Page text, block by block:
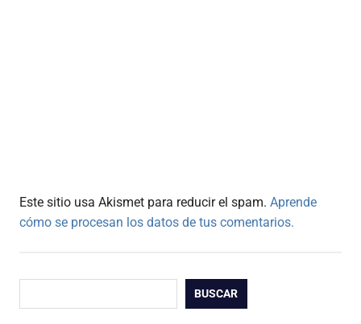
Este sitio usa Akismet para reducir el spam. Aprende
cómo se procesan los datos de tus comentarios.
BUSCAR